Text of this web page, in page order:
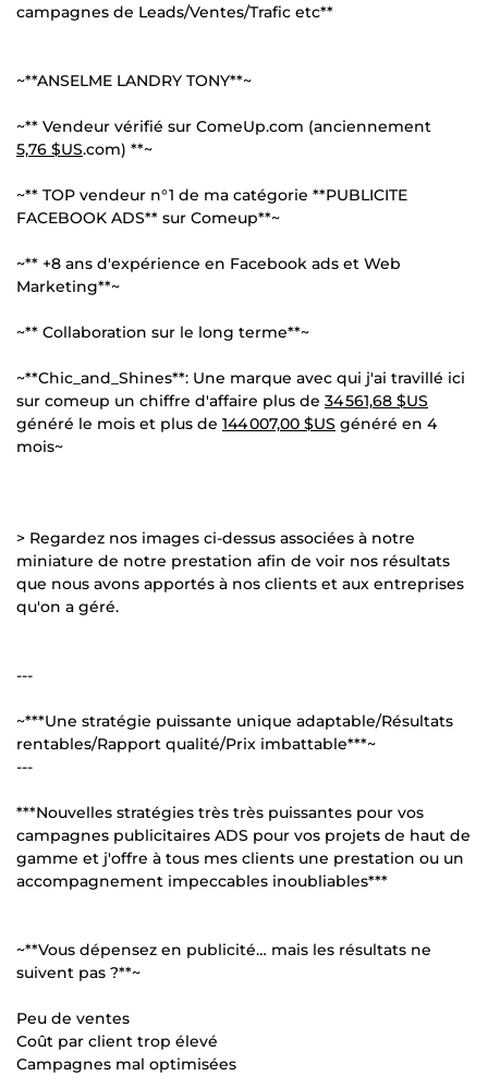
campagnes de Leads/Ventes/Trafic etc**
~**ANSELME LANDRY TONY**~
~** Vendeur vérifié sur ComeUp.com (anciennement
5,76 $US.com) **~
~** TOP vendeur n°1 de ma catégorie **PUBLICITE
FACEBOOK ADS** sur Comeup**~
~** +8 ans d'expérience en Facebook ads et Web
Marketing**~
~** Collaboration sur le long terme**~
~**Chic_and_Shines**: Une marque avec qui j'ai travillé ici
sur comeup un chiffre d'affaire plus de 34 561,68 $US
généré le mois et plus de 144 007,00 $US généré en 4
mois~
> Regardez nos images ci-dessus associées à notre
miniature de notre prestation afin de voir nos résultats
que nous avons apportés à nos clients et aux entreprises
qu'on a géré.
---
~***Une stratégie puissante unique adaptable/Résultats
rentables/Rapport qualité/Prix imbattable***~
---
***Nouvelles stratégies très très puissantes pour vos
campagnes publicitaires ADS pour vos projets de haut de
gamme et j'offre à tous mes clients une prestation ou un
accompagnement impeccables inoubliables***
~**Vous dépensez en publicité… mais les résultats ne
suivent pas ?**~
Peu de ventes
Coût par client trop élevé
Campagnes mal optimisées